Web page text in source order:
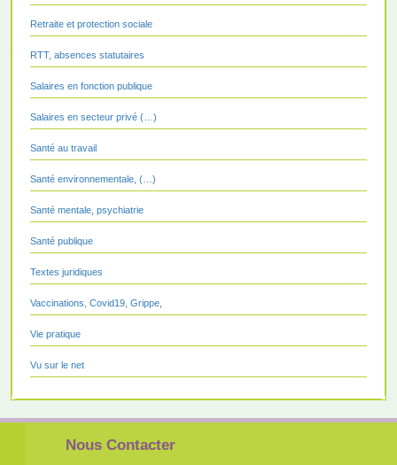
Retraite et protection sociale
RTT, absences statutaires
Salaires en fonction publique
Salaires en secteur privé (…)
Santé au travail
Santé environnementale, (…)
Santé mentale, psychiatrie
Santé publique
Textes juridiques
Vaccinations, Covid19, Grippe,
Vie pratique
Vu sur le net
Nous Contacter